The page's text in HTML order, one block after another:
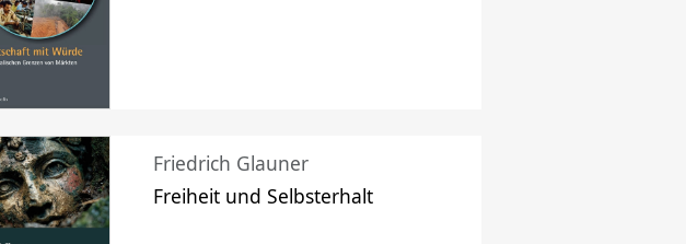
Friedrich Glauner
Freiheit und Selbsterhalt